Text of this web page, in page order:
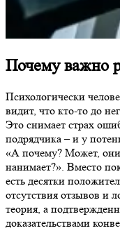
Почему важно
Психологически
видит, что кто-то до
Это снимает страх
подрядчика – и у
«А почему? Может,
нанимает?». Вместо
есть десятки
отсутствия отзывов и
теория, а
доказательствами